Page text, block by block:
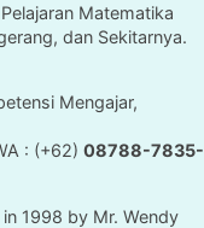
Matematika
dan Sekitarnya.
Mengajar,
: (+62) 08788-7835-
1998 by Mr. Wendy